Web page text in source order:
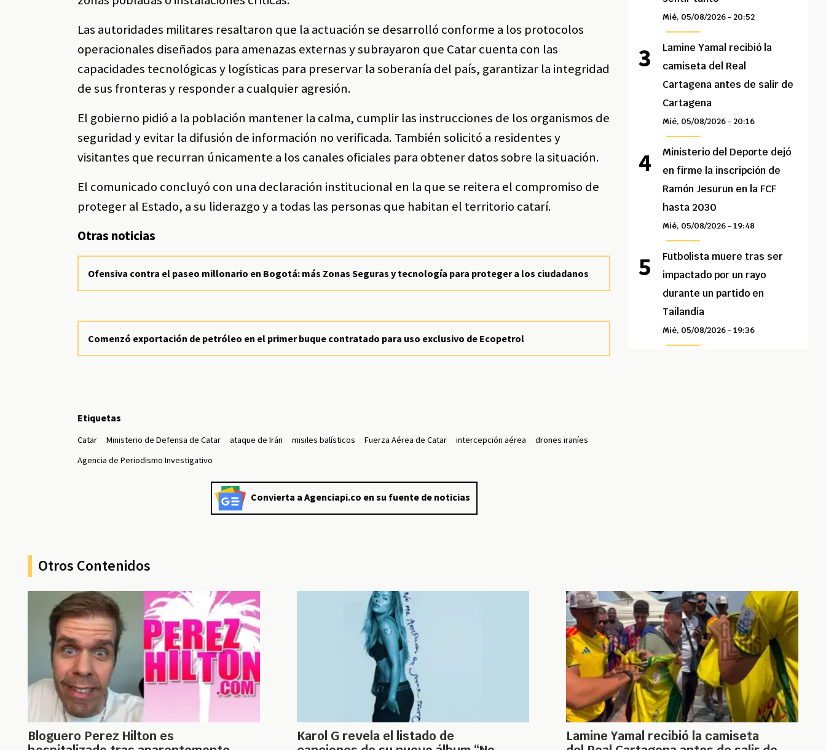
Las autoridades militares resaltaron que la actuación se desarrolló conforme a los protocolos
operacionales diseñados para amenazas externas y subrayaron que Catar cuenta con las
capacidades tecnológicas y logísticas para preservar la soberanía del país, garantizar la integridad
de sus fronteras y responder a cualquier agresión.
El gobierno pidió a la población mantener la calma, cumplir las instrucciones de los organismos de
seguridad y evitar la difusión de información no verificada. También solicitó a residentes y
visitantes que recurran únicamente a los canales oficiales para obtener datos sobre la situación.
El comunicado concluyó con una declaración institucional en la que se reitera el compromiso de
proteger al Estado, a su liderazgo y a todas las personas que habitan el territorio catarí.
Otras noticias
Ofensiva contra el paseo millonario en Bogotá: más Zonas Seguras y tecnología para proteger a los ciudadanos
Comenzó exportación de petróleo en el primer buque contratado para uso exclusivo de Ecopetrol
Etiquetas
Catar Ministerio de Defensa de Catar ataque de Irán misiles balísticos Fuerza Aérea de Catar intercepción aérea
drones iraníes
Agencia de Periodismo Investigativo
Convierta a Agenciapi.co en su fuente de noticias
Mié, 05/08/2026 - 20:52
Lamine Yamal recibió la
camiseta del Real
Cartagena antes de salir de
Cartagena
Mié, 05/08/2026 - 20:16
Ministerio del Deporte dejó
en firme la inscripción de
Ramón Jesurun en la FCF
hasta 2030
Mié, 05/08/2026 - 19:48
Futbolista muere tras ser
impactado por un rayo
durante un partido en
Tailandia
Mié, 05/08/2026 - 19:36
Otros Contenidos
Bloguero Perez Hilton es
Karol G revela el listado de
Lamine Yamal recibió la camiseta